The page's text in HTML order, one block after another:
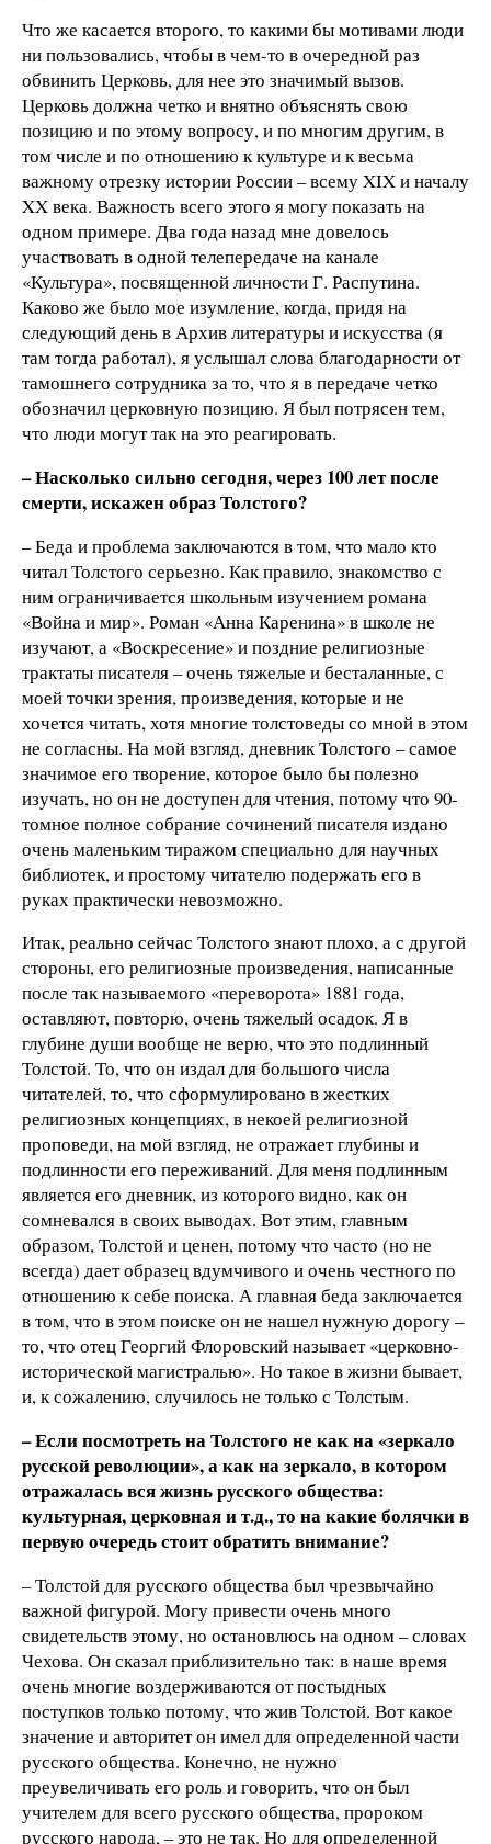
Что же касается второго, то какими бы мотивами люди
ни пользовались, чтобы в чем-то в очередной раз
обвинить Церковь, для нее это значимый вызов.
Церковь должна четко и внятно объяснять свою
позицию и по этому вопросу, и по многим другим, в
том числе и по отношению к культуре и к весьма
важному отрезку истории России – всему XIX и началу
XX века. Важность всего этого я могу показать на
одном примере. Два года назад мне довелось
участвовать в одной телепередаче на канале
«Культура», посвященной личности Г. Распутина.
Каково же было мое изумление, когда, придя на
следующий день в Архив литературы и искусства (я
там тогда работал), я услышал слова благодарности от
тамошнего сотрудника за то, что я в передаче четко
обозначил церковную позицию. Я был потрясен тем,
что люди могут так на это реагировать.
– Насколько сильно сегодня, через 100 лет после
смерти, искажен образ Толстого?
– Беда и проблема заключаются в том, что мало кто
читал Толстого серьезно. Как правило, знакомство с
ним ограничивается школьным изучением романа
«Война и мир». Роман «Анна Каренина» в школе не
изучают, а «Воскресение» и поздние религиозные
трактаты писателя – очень тяжелые и бесталанные, с
моей точки зрения, произведения, которые и не
хочется читать, хотя многие толстоведы со мной в этом
не согласны. На мой взгляд, дневник Толстого – самое
значимое его творение, которое было бы полезно
изучать, но он не доступен для чтения, потому что 90-
томное полное собрание сочинений писателя издано
очень маленьким тиражом специально для научных
библиотек, и простому читателю подержать его в
руках практически невозможно.
Итак, реально сейчас Толстого знают плохо, а с другой
стороны, его религиозные произведения, написанные
после так называемого «переворота» 1881 года,
оставляют, повторю, очень тяжелый осадок. Я в
глубине души вообще не верю, что это подлинный
Толстой. То, что он издал для большого числа
читателей, то, что сформулировано в жестких
религиозных концепциях, в некоей религиозной
проповеди, на мой взгляд, не отражает глубины и
подлинности его переживаний. Для меня подлинным
является его дневник, из которого видно, как он
сомневался в своих выводах. Вот этим, главным
образом, Толстой и ценен, потому что часто (но не
всегда) дает образец вдумчивого и очень честного по
отношению к себе поиска. А главная беда заключается
в том, что в этом поиске он не нашел нужную дорогу –
то, что отец Георгий Флоровский называет «церковно-
исторической магистралью». Но такое в жизни бывает,
и, к сожалению, случилось не только с Толстым.
– Если посмотреть на Толстого не как на «зеркало
русской революции», а как на зеркало, в котором
отражалась вся жизнь русского общества:
культурная, церковная и т.д., то на какие болячки в
первую очередь стоит обратить внимание?
– Толстой для русского общества был чрезвычайно
важной фигурой. Могу привести очень много
свидетельств этому, но остановлюсь на одном – словах
Чехова. Он сказал приблизительно так: в наше время
очень многие воздерживаются от постыдных
поступков только потому, что жив Толстой. Вот какое
значение и авторитет он имел для определенной части
русского общества. Конечно, не нужно
преувеличивать его роль и говорить, что он был
учителем для всего русского общества, пророком
русского народа, – это не так. Но для определенной